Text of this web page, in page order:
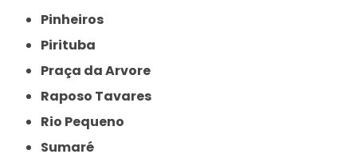
Pinheiros
Pirituba
Praça da Arvore
Raposo Tavares
Rio Pequeno
Sumaré